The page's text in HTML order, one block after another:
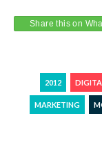
Share this on
2012
MARKETING